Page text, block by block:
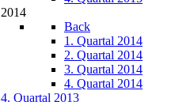
2014
Back
1. Quartal 2014
2. Quartal 2014
3. Quartal 2014
4. Quartal 2014
4. Quartal 2013